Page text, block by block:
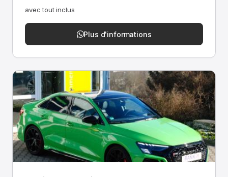
avec tout inclus
Plus d'informations